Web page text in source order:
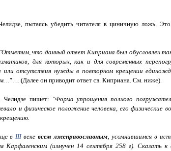
пытаясь убедить читателя в циничную ложь. Это
"Отметим, что данный ответ Киприана был обусловлен
для которых, как и для современных
или отсутствия нужды в повторном крещении
…(Далее он приводит ответ св. Киприана. См. ниже).
Челидзе пишет: "Форма упрощения полного
и физическое положение человека, его
вIIIвекевсем лжеправославным, усомнившимся в
(измучен 14 сентября 258 г). Сказать